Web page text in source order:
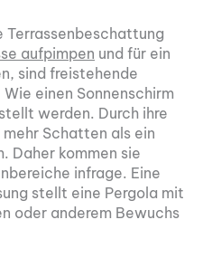
Terrassenbeschattung
aufpimpen und für ein
sind freistehende
einen Sonnenschirm
werden. Durch ihre
Schatten als ein
Daher kommen sie
infrage. Eine
stellt eine Pergola mit
oder anderem Bewuchs